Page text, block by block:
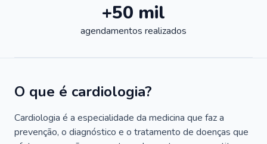
+50 mil
agendamentos realizados
O que é cardiologia?
Cardiologia é a especialidade da medicina que faz a
prevenção, o diagnóstico e o tratamento de doenças que